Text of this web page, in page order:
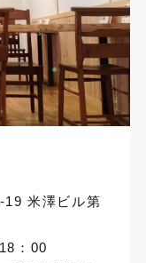
19 米澤ビル第
：00